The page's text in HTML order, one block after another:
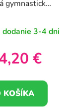
gymnastická
3-4 dni
€
KOŠÍKA